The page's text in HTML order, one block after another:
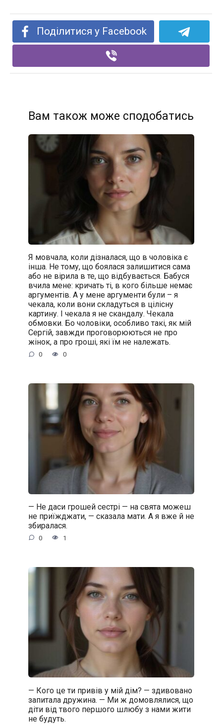
Поділитися у Facebook
Вам також може сподобатись
Я мовчала, коли дізналася, що в чоловіка є
інша. Не тому, що боялася залишитися сама
або не вірила в те, що відбувається. Бабуся
вчила мене: кричать ті, в кого більше немає
аргументів. А у мене аргументи були – я
чекала, коли вони складуться в цілісну
картину. І чекала я не скандалу. Чекала
обмовки. Бо чоловіки, особливо такі, як мій
Сергій, завжди проговорюються не про
жінок, а про гроші, які їм не належать.
0 0
— Не даси грошей сестрі — на свята можеш
не приїжджати, — сказала мати. А я вже й не
збиралася.
0 1
— Кого це ти привів у мій дім? — здивовано
запитала дружина. — Ми ж домовлялися, що
діти від твого першого шлюбу з нами жити
не будуть.